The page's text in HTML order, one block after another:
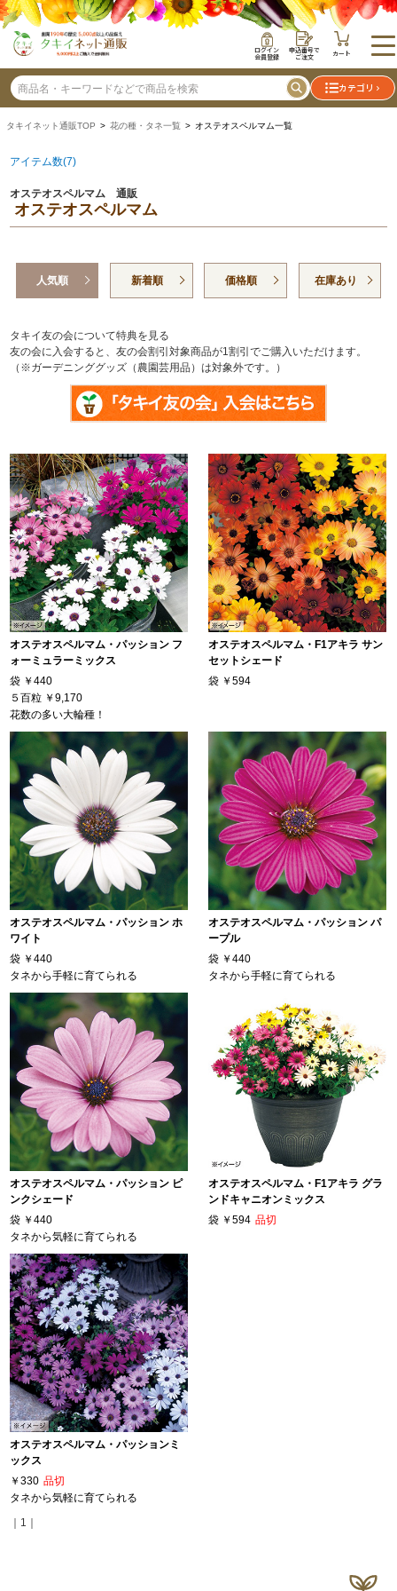
ログイン
会員登録
申込番号で
ご注文 カート
カテゴリ
タキイネット通販TOP > 花の種・タネ一覧 > オステオスペルマム一覧
アイテム数(7)
オステオスペルマム 通販
オステオスペルマム
人気順 新着順 価格順 在庫あり
タキイ友の会について特典を見る
友の会に入会すると、友の会割引対象商品が1割引でご購入いただけます。
（※ガーデニンググッズ（農園芸用品）は対象外です。）
オステオスペルマム・パッション フ
ォーミュラーミックス
袋 ￥440
５百粒 ￥9,170
花数の多い大輪種！
オステオスペルマム・F1アキラ サン
セットシェード
袋 ￥594
オステオスペルマム・パッション ホ
ワイト
袋 ￥440
タネから手軽に育てられる
オステオスペルマム・パッション パ
ープル
袋 ￥440
タネから手軽に育てられる
オステオスペルマム・パッション ピ
ンクシェード
袋 ￥440
タネから気軽に育てられる
オステオスペルマム・F1アキラ グラ
ンドキャニオンミックス
袋 ￥594 品切
オステオスペルマム・パッションミ
ックス
￥330 品切
タネから気軽に育てられる
｜1｜